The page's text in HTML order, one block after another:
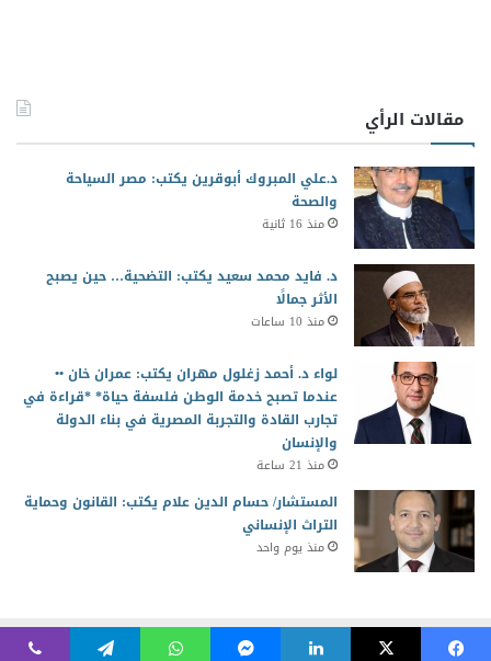
مقالات الرأي
د.علي المبروك أبوقرين يكتب: مصر السياحة
والصحة
منذ 16 ثانية
د. فايد محمد سعيد يكتب: التضحية… حين يصبح
الأثر جمالًا
منذ 10 ساعات
لواء د. أحمد زغلول مهران يكتب: عمران خان ••
عندما تصبح خدمة الوطن فلسفة حياة* *قراءة في
تجارب القادة والتجربة المصرية في بناء الدولة
والإنسان
منذ 21 ساعة
المستشار/ حسام الدين علام يكتب: القانون وحماية
التراث الإنساني
منذ يوم واحد